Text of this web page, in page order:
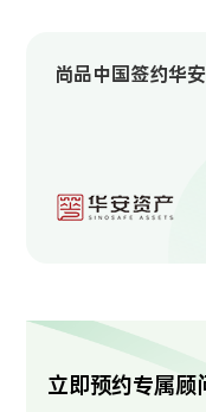
尚品中国签约华
立即预约专属顾